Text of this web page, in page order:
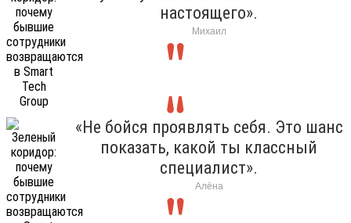
настоящего».
Михаил
«Не бойся проявлять себя. Это шанс
показать, какой ты классный
специалист».
Алёна